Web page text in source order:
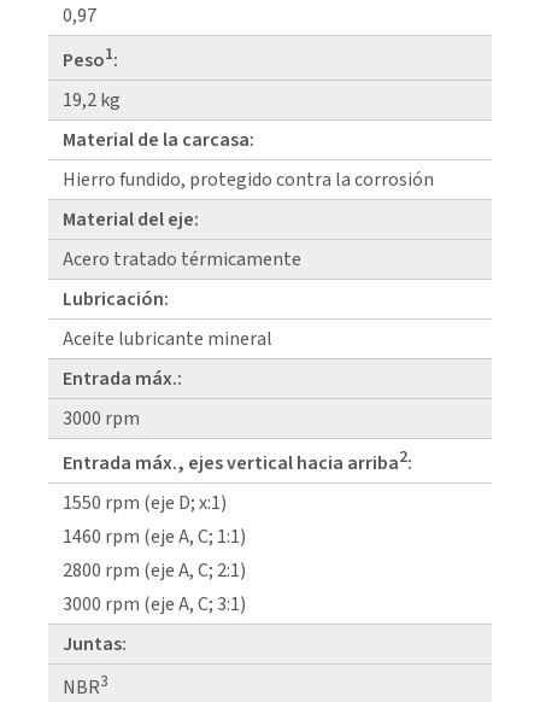
0,97
Peso1:
19,2 kg
Material de la carcasa:
Hierro fundido, protegido contra la corrosión
Material del eje:
Acero tratado térmicamente
Lubricación:
Aceite lubricante mineral
Entrada máx.:
3000 rpm
Entrada máx., ejes vertical hacia arriba2:
1550 rpm (eje D; x:1)
1460 rpm (eje A, C; 1:1)
2800 rpm (eje A, C; 2:1)
3000 rpm (eje A, C; 3:1)
Juntas:
NBR3